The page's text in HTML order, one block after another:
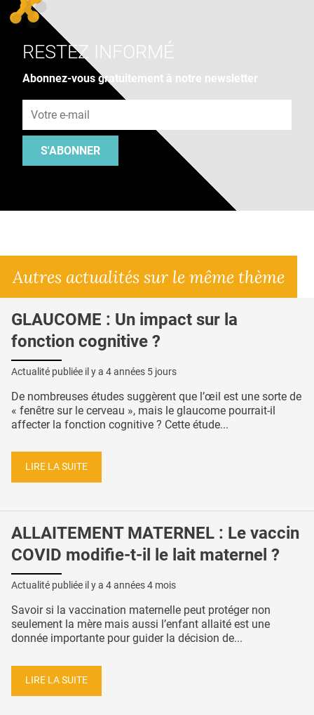
RESTEZ INFORMÉ
Abonnez-vous gratuitement à notre newsletter
S'ABONNER
Autres actualités sur le même thème
GLAUCOME : Un impact sur la
fonction cognitive ?
Actualité publiée il y a 4 années 5 jours
De nombreuses études suggèrent que l’œil est une sorte de
« fenêtre sur le cerveau », mais le glaucome pourrait-il
affecter la fonction cognitive ? Cette étude...
LIRE LA SUITE
ALLAITEMENT MATERNEL : Le vaccin
COVID modifie-t-il le lait maternel ?
Actualité publiée il y a 4 années 4 mois
Savoir si la vaccination maternelle peut protéger non
seulement la mère mais aussi l’enfant allaité est une
donnée importante pour guider la décision de...
LIRE LA SUITE